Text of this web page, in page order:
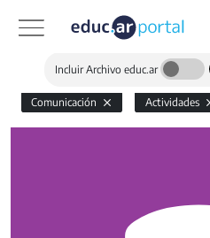
Incluir Archivo educ.ar
Comunicación Actividades